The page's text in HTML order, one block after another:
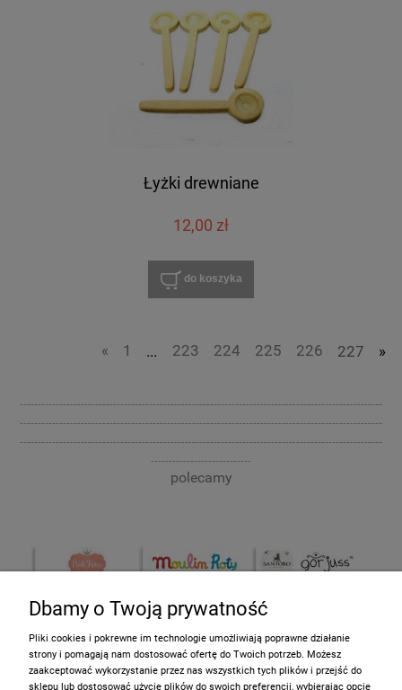
Łyżki drewniane
12,00 zł
do koszyka
« 1 ... 223 224 225 226 227 »
-----------------------------------------------------------------------------------------------------
-----------------------------------------------------------------------------------------------------
-----------------------------------------------------------------------------------------------------
----------------------------
polecamy
Dbamy o Twoją prywatność
Pliki cookies i pokrewne im technologie umożliwiają poprawne działanie
strony i pomagają nam dostosować ofertę do Twoich potrzeb. Możesz
zaakceptować wykorzystanie przez nas wszystkich tych plików i przejść do
sklepu lub dostosować użycie plików do swoich preferencji, wybierając opcję